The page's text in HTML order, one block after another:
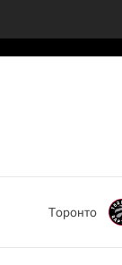
Торонто